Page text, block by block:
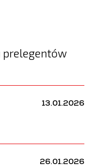
prelegentów
13.01.2026
26.01.2026